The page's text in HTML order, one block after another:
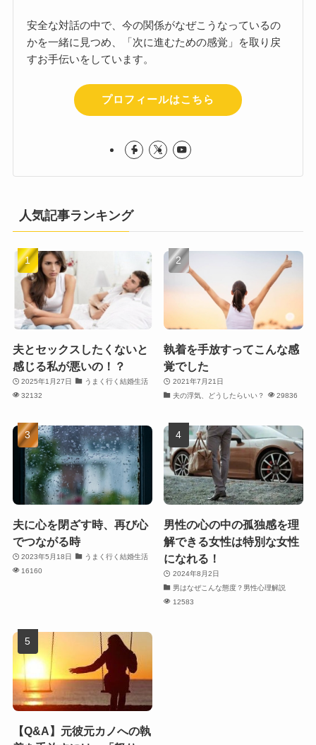
安全な対話の中で、今の関係がなぜこうなっているの
かを一緒に見つめ、「次に進むための感覚」を取り戻
すお手伝いをしています。
プロフィールはこちら
人気記事ランキング
夫とセックスしたくないと
感じる私が悪いの！？
2025年1月27日
うまく行く結婚生活
32132
執着を手放すってこんな感
覚でした
2021年7月21日
夫の浮気、どうしたらいい？
29836
夫に心を閉ざす時、再び心
でつながる時
2023年5月18日
うまく行く結婚生活
16160
男性の心の中の孤独感を理
解できる女性は特別な女性
になれる！
2024年8月2日
男はなぜこんな態度？男性心理解説
12583
【Q&A】元彼元カノへの執